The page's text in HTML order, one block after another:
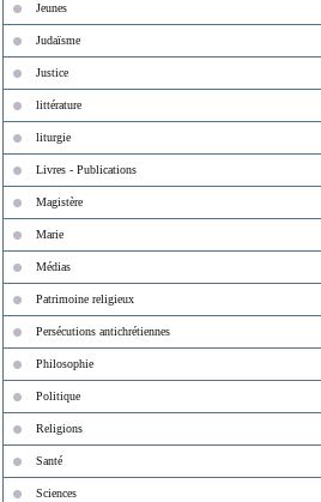
Jeunes
Judaïsme
Justice
littérature
liturgie
Livres - Publications
Magistère
Marie
Médias
Patrimoine religieux
Persécutions antichrétiennes
Philosophie
Politique
Religions
Santé
Sciences